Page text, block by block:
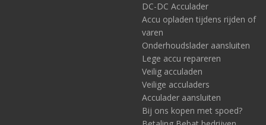
DC-DC Acculader
Accu opladen tijdens rijden of
varen
Onderhoudslader aansluiten
Lege accu repareren
Veilig acculaden
Veilige acculaders
Acculader aansluiten
Bij ons kopen met spoed?